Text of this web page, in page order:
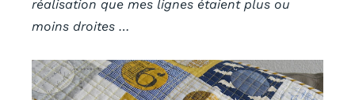
réalisation que mes lignes étaient plus ou
moins droites …